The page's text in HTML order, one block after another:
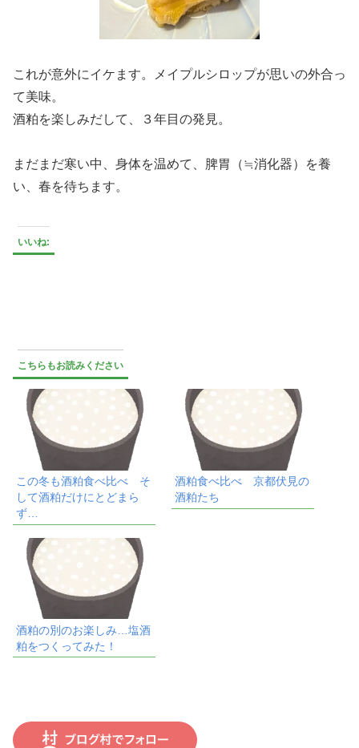
これが意外にイケます。メイプルシロップが思いの外合っ
て美味。
酒粕を楽しみだして、３年目の発見。
まだまだ寒い中、身体を温めて、脾胃（≒消化器）を養
い、春を待ちます。
いいね:
こちらもお読みください
この冬も酒粕食べ比べ そ
して酒粕だけにとどまら
ず…
酒粕食べ比べ 京都伏見の
酒粕たち
酒粕の別のお楽しみ…塩酒
粕をつくってみた！